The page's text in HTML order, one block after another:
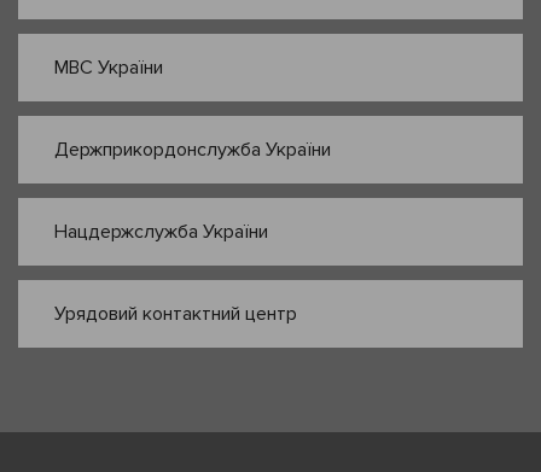
МВС України
Держприкордонслужба України
Нацдержслужба України
Урядовий контактний центр